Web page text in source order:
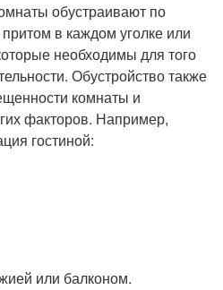
обустраивают по
в каждом уголке или
необходимы для того
Обустройство также
комнаты и
факторов. Например,
гостиной:
или балконом.